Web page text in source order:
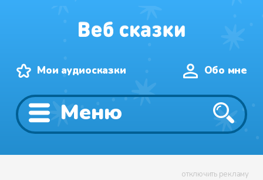
Мои аудиосказки Обо мне
Меню
отключить рекламу